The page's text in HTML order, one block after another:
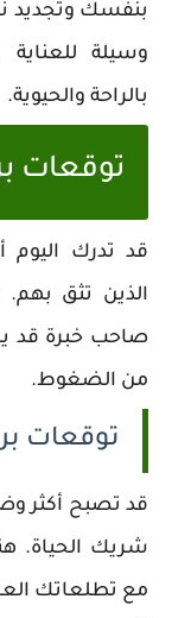
بنفسك وتجديد
وسيلة
بالراحة والحيوية.
توقعات
قد تدرك
الذين تثق
صاحب خبرة قد
من الضغوط.
توقعات
قد تصبح أكثر
شريك الحياة.
مع تطلعاتك